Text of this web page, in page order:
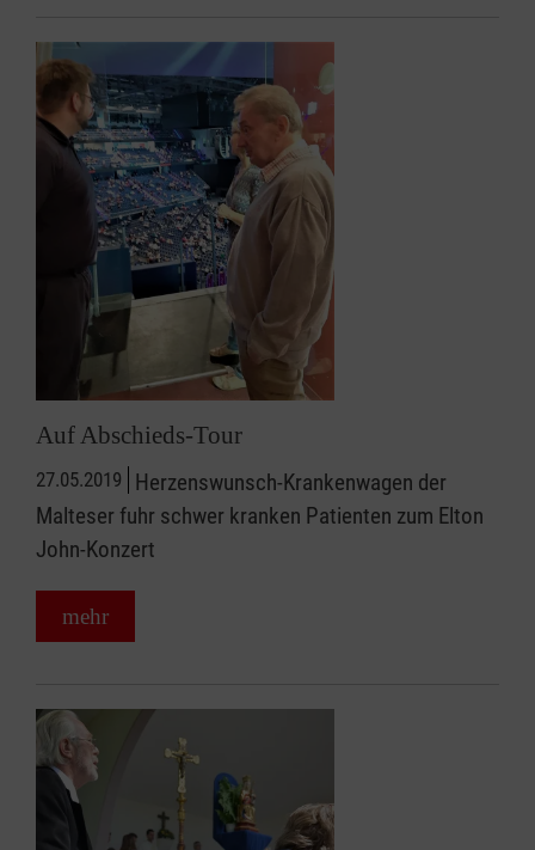
Auf Abschieds-Tour
27.05.2019
Herzenswunsch-Krankenwagen der
Malteser fuhr schwer kranken Patienten zum Elton
John-Konzert
mehr